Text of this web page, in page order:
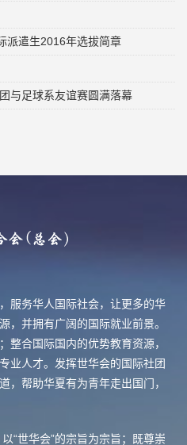
派遣生2016年选拔简章
与足球系友谊赛圆满落幕
服务华人国际社会，让更多的华
，并拥有广阔的国际就业前景。
整合国际国内的优势教育资源，
业人才。发挥世华会的国际社团
，帮助华夏有为青年走出国门，
“世华会”的宗旨为宗旨；既尊崇